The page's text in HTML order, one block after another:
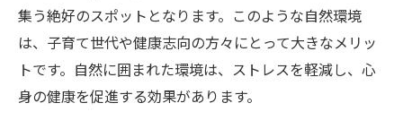
集う絶好のスポットとなります。このような自然環境
は、子育て世代や健康志向の方々にとって大きなメリッ
トです。自然に囲まれた環境は、ストレスを軽減し、心
身の健康を促進する効果があります。